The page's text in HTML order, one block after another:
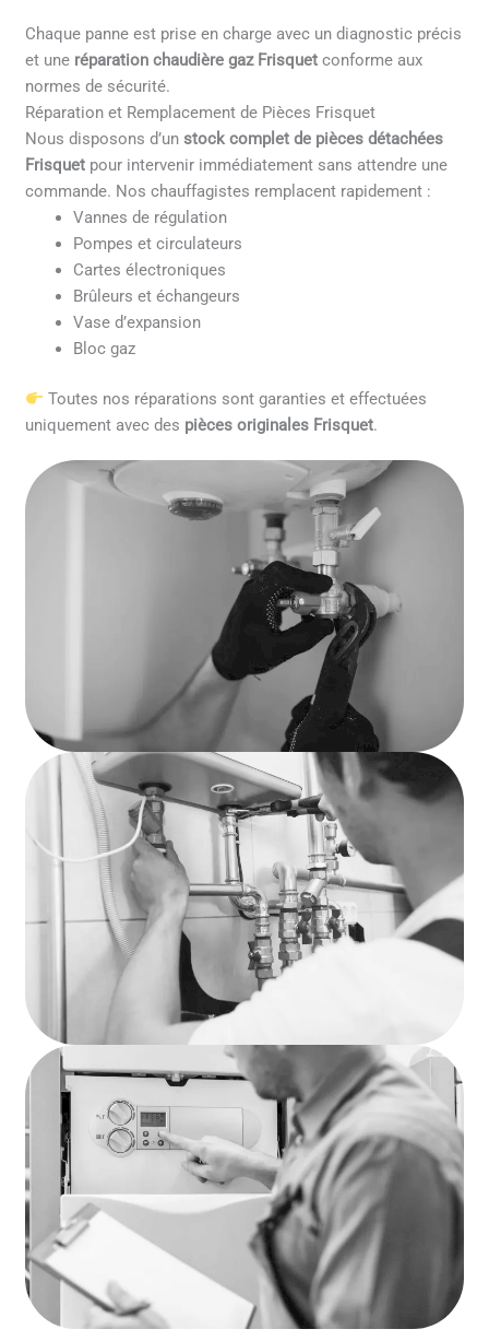
Chaque panne est prise en charge avec un diagnostic précis
et une réparation chaudière gaz Frisquet conforme aux
normes de sécurité.
Réparation et Remplacement de Pièces Frisquet
Nous disposons d’unstock complet de pièces détachées
Frisquet pour intervenir immédiatement sans attendre une
commande. Nos chauffagistes remplacent rapidement :
Vannes de régulation
Pompes et circulateurs
Cartes électroniques
Brûleurs et échangeurs
Vase d’expansion
Bloc gaz
Toutes nos réparations sont garanties et effectuées
uniquement avec des pièces originales Frisquet.